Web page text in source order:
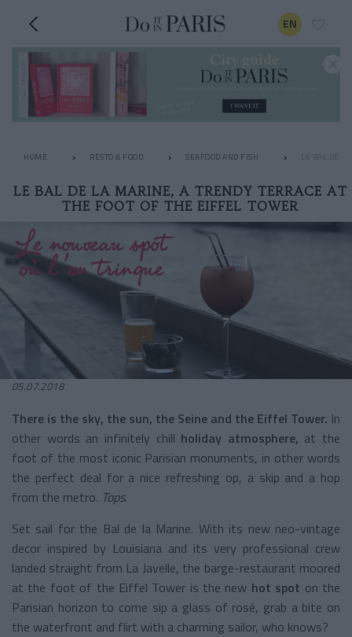
EN
HOME RESTO & FOOD SEAFOOD AND FISH LE BAL DE
LE BAL DE LA MARINE, A TRENDY TERRACE AT
THE FOOT OF THE EIFFEL TOWER
05.07.2018
There is the sky, the sun, the Seine and the Eiffel Tower. In
other words an infinitely chill holiday atmosphere, at the
foot of the most iconic Parisian monuments, in other words
the perfect deal for a nice refreshing op, a skip and a hop
from the metro. Tops.
Set sail for the Bal de la Marine. With its new neo-vintage
decor inspired by Louisiana and its very professional crew
landed straight from La Javelle, the barge-restaurant moored
at the foot of the Eiffel Tower is the new hot spot on the
Parisian horizon to come sip a glass of rosé, grab a bite on
the waterfront and flirt with a charming sailor, who knows?